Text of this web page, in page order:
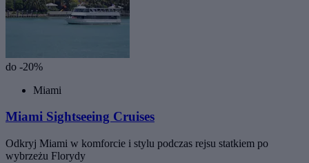
do -20%
Miami
Miami Sightseeing Cruises
Odkryj Miami w komforcie i stylu podczas rejsu statkiem po
wybrzeżu Florydy